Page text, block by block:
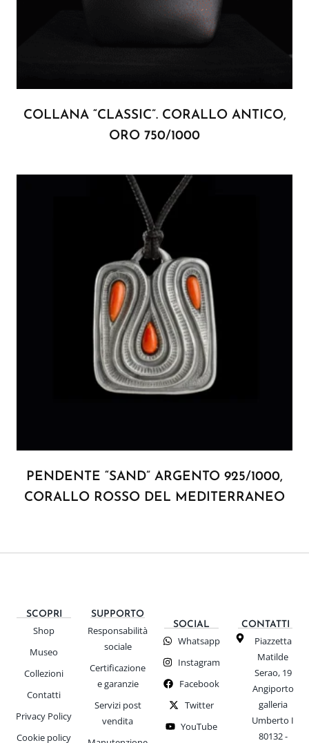
COLLANA “CLASSIC”. CORALLO ANTICO,
ORO 750/1000
PENDENTE “SAND” ARGENTO 925/1000,
CORALLO ROSSO DEL MEDITERRANEO
SCOPRI
Shop
Museo
Collezioni
Contatti
Privacy Policy
Cookie policy
SUPPORTO
Responsabilità
sociale
Certificazione
e garanzie
Servizi post
vendita
SOCIAL
Whatsapp
Instagram
Facebook
Twitter
YouTube
CONTATTI
Piazzetta
Matilde
Serao, 19
Angiporto
galleria
Umberto I
80132 -